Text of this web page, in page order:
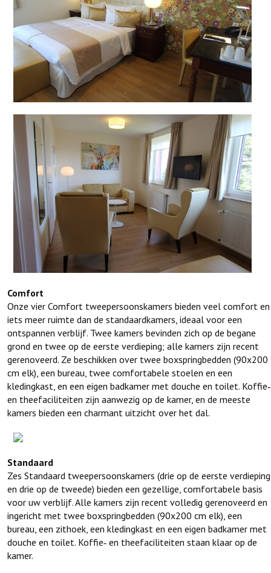
Comfort
Onze vier Comfort tweepersoonskamers bieden veel comfort en
iets meer ruimte dan de standaardkamers, ideaal voor een
ontspannen verblijf. Twee kamers bevinden zich op de begane
grond en twee op de eerste verdieping; alle kamers zijn recent
gerenoveerd. Ze beschikken over twee boxspringbedden (90x200
cm elk), een bureau, twee comfortabele stoelen en een
kledingkast, en een eigen badkamer met douche en toilet. Koffie‑
en theefaciliteiten zijn aanwezig op de kamer, en de meeste
kamers bieden een charmant uitzicht over het dal.
Standaard
Zes Standaard tweepersoonskamers (drie op de eerste verdieping
en drie op de tweede) bieden een gezellige, comfortabele basis
voor uw verblijf. Alle kamers zijn recent volledig gerenoveerd en
ingericht met twee boxspringbedden (90x200 cm elk), een
bureau, een zithoek, een kledingkast en een eigen badkamer met
douche en toilet. Koffie‑ en theefaciliteiten staan klaar op de
kamer.